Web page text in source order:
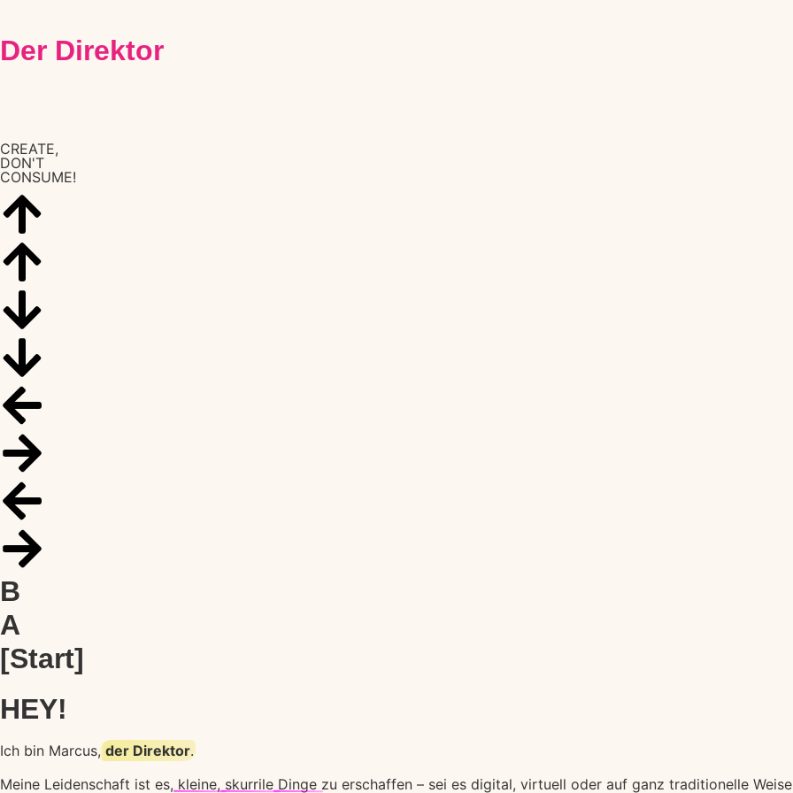
Der Direktor
CREATE,
DON'T
CONSUME!
B
A
[Start]
HEY!
Ich bin Marcus, der Direktor.
Meine Leidenschaft ist es, kleine, skurrile Dinge zu erschaffen – sei es digital, virtuell oder auf ganz traditionelle